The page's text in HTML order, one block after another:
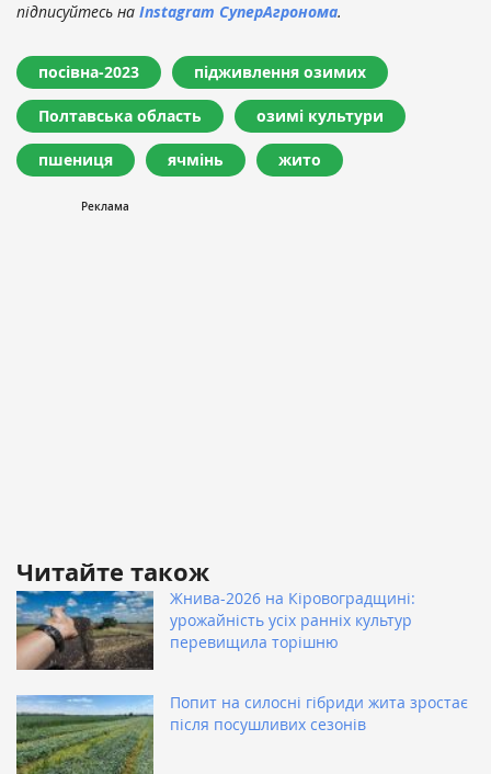
підписуйтесь на Instagram СуперАгронома.
посівна-2023 підживлення озимих
Полтавська область озимі культури
пшениця ячмінь жито
Читайте також
Жнива-2026 на Кіровоградщині:
урожайність усіх ранніх культур
перевищила торішню
Попит на силосні гібриди жита зростає
після посушливих сезонів